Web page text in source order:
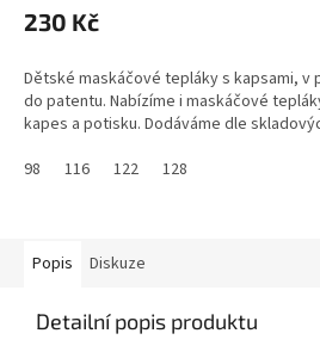
230 Kč
Dětské maskáčové tepláky s kapsami, v
do patentu. Nabízíme i maskáčové
kapes a potisku. Dodáváme dle
98
116 122 128
Popis Diskuze
Detailní popis produktu